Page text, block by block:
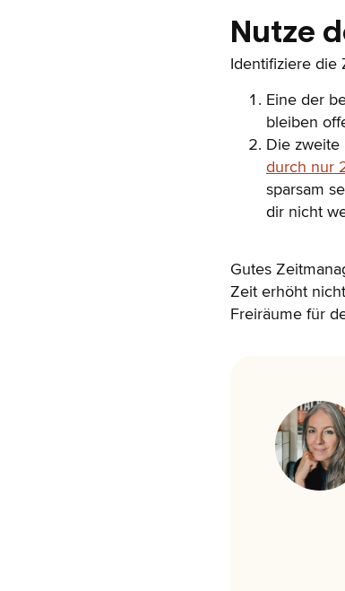
Nutze
Identifiziere die
Eine der
bleiben
Die zweite
durch nur
sparsam
dir nicht
Gutes
Zeit erhöht
Freiräume für